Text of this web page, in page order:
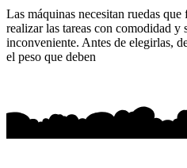
Las máquinas necesitan ruedas
realizar las tareas con comodidad y
inconveniente. Antes de elegirlas,
el peso que deben